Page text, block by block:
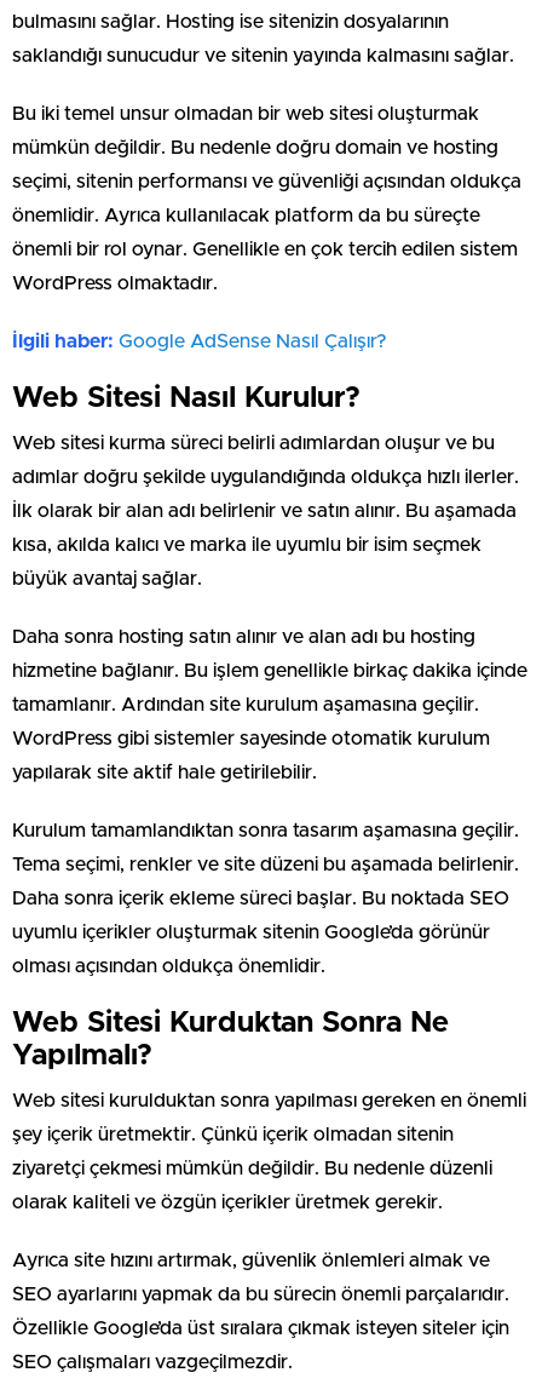
bulmasını sağlar. Hosting ise sitenizin dosyalarının
saklandığı sunucudur ve sitenin yayında kalmasını sağlar.
Bu iki temel unsur olmadan bir web sitesi oluşturmak
mümkün değildir. Bu nedenle doğru domain ve hosting
seçimi, sitenin performansı ve güvenliği açısından oldukça
önemlidir. Ayrıca kullanılacak platform da bu süreçte
önemli bir rol oynar. Genellikle en çok tercih edilen sistem
WordPress olmaktadır.
İlgili haber: Google AdSense Nasıl Çalışır?
Web Sitesi Nasıl Kurulur?
Web sitesi kurma süreci belirli adımlardan oluşur ve bu
adımlar doğru şekilde uygulandığında oldukça hızlı ilerler.
İlk olarak bir alan adı belirlenir ve satın alınır. Bu aşamada
kısa, akılda kalıcı ve marka ile uyumlu bir isim seçmek
büyük avantaj sağlar.
Daha sonra hosting satın alınır ve alan adı bu hosting
hizmetine bağlanır. Bu işlem genellikle birkaç dakika içinde
tamamlanır. Ardından site kurulum aşamasına geçilir.
WordPress gibi sistemler sayesinde otomatik kurulum
yapılarak site aktif hale getirilebilir.
Kurulum tamamlandıktan sonra tasarım aşamasına geçilir.
Tema seçimi, renkler ve site düzeni bu aşamada belirlenir.
Daha sonra içerik ekleme süreci başlar. Bu noktada SEO
uyumlu içerikler oluşturmak sitenin Google’da görünür
olması açısından oldukça önemlidir.
Web Sitesi Kurduktan Sonra Ne
Yapılmalı?
Web sitesi kurulduktan sonra yapılması gereken en önemli
şey içerik üretmektir. Çünkü içerik olmadan sitenin
ziyaretçi çekmesi mümkün değildir. Bu nedenle düzenli
olarak kaliteli ve özgün içerikler üretmek gerekir.
Ayrıca site hızını artırmak, güvenlik önlemleri almak ve
SEO ayarlarını yapmak da bu sürecin önemli parçalarıdır.
Özellikle Google’da üst sıralara çıkmak isteyen siteler için
SEO çalışmaları vazgeçilmezdir.